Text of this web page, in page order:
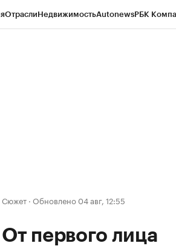
ОтраслиНедвижимостьAutonewsРБК
Сюжет · Обновлено 04 авг, 12:55
От первого лица